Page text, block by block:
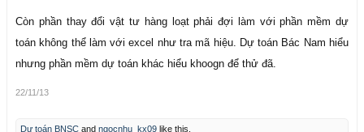
Còn phần thay đổi vật tư hàng loạt phải đợi làm với phần mềm dự
toán không thể làm với excel như tra mã hiệu. Dự toán Bác Nam hiểu
nhưng phần mềm dự toán khác hiểu khoogn để thử đã.
22/11/13
Dự toán BNSC and ngocnhu_kx09 like this.